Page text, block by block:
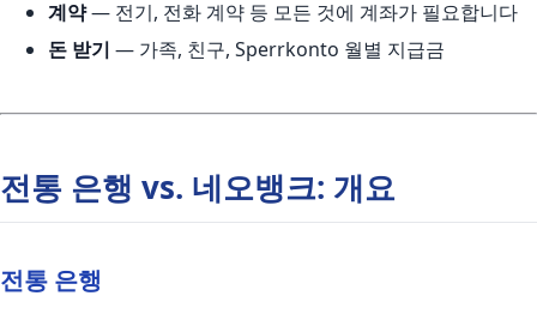
계약— 전기, 전화 계약 등 모든 것에 계좌가 필요합니다
돈 받기 — 가족, 친구, Sperrkonto 월별 지급금
전통 은행 vs. 네오뱅크: 개요
전통 은행